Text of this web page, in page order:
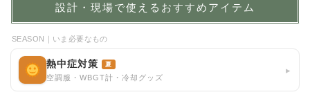
設計・現場で使えるおすすめアイテム
SEASON｜いま必要なもの
熱中症対策 夏
空調服・WBGT計・冷却グッズ
▸